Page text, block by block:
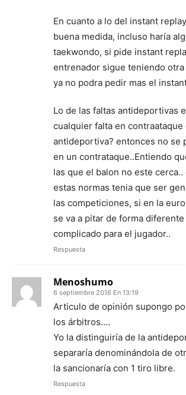
En cuanto a lo del instant
buena medida, incluso haría
taekwondo, si pide instant
entrenador sigue teniendo
ya no podra pedir mas el
Lo de las faltas antideportivas
cualquier falta en contraataque
antideportiva? entonces no se
en un contrataque..Entiendo
las que el balon no este
estas normas tenia que ser
las competiciones, si en la
se va a pitar de forma
complicado para el jugador..
Respuesta
Menoshumo
6 septiembre 2016 En 13:19
Articulo de opinión supongo
los árbitros….
Yo la distinguiría de la
separaría denominándola de
la sancionaría con 1 tiro libre.
Respuesta